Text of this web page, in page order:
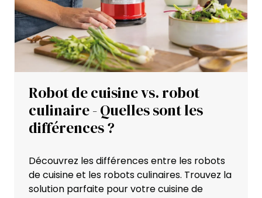
Robot de cuisine vs. robot
culinaire - Quelles sont les
différences ?
Découvrez les différences entre les robots
de cuisine et les robots culinaires. Trouvez la
solution parfaite pour votre cuisine de